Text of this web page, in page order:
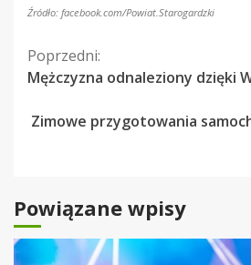
Źródło: facebook.com/Powiat.Starogardzki
Kontynuuj
czytanie
Poprzedni:
Mężczyzna odnaleziony dzięki
Zimowe przygotowania
Powiązane wpisy